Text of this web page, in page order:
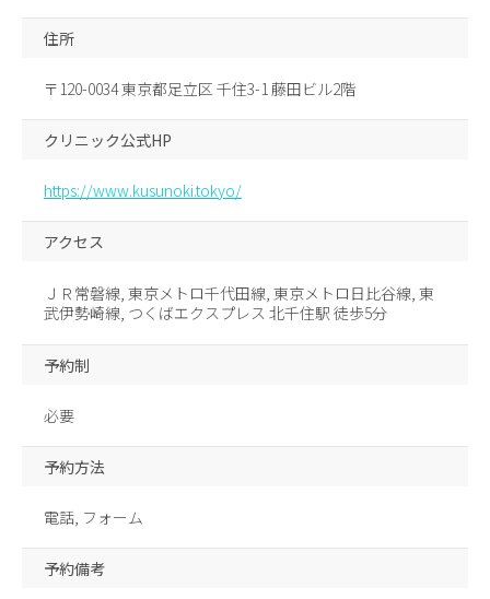
住所
〒120-0034 東京都足立区 千住3-1 藤田ビル2階
クリニック公式HP
https://www.kusunoki.tokyo/
アクセス
ＪＲ常磐線, 東京メトロ千代田線, 東京メトロ日比谷線, 東
武伊勢崎線, つくばエクスプレス 北千住駅 徒歩5分
予約制
必要
予約方法
電話, フォーム
予約備考